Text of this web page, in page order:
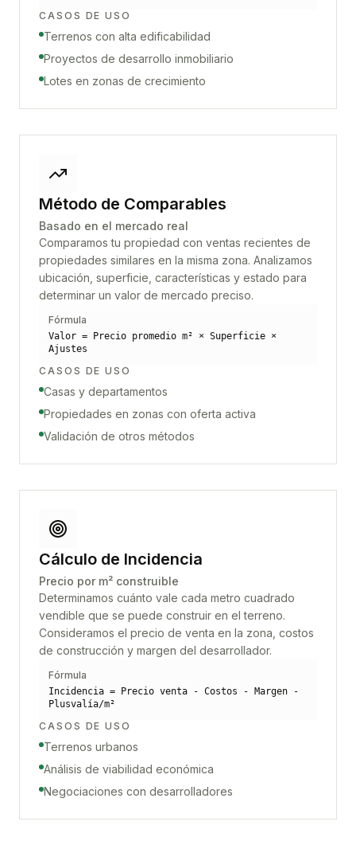
CASOS DE USO
Terrenos con alta edificabilidad
Proyectos de desarrollo inmobiliario
Lotes en zonas de crecimiento
Método de Comparables
Basado en el mercado real
Comparamos tu propiedad con ventas recientes de
propiedades similares en la misma zona. Analizamos
ubicación, superficie, características y estado para
determinar un valor de mercado preciso.
Fórmula
Valor = Precio promedio m² × Superficie ×
Ajustes
CASOS DE USO
Casas y departamentos
Propiedades en zonas con oferta activa
Validación de otros métodos
Cálculo de Incidencia
Precio por m² construible
Determinamos cuánto vale cada metro cuadrado
vendible que se puede construir en el terreno.
Consideramos el precio de venta en la zona, costos
de construcción y margen del desarrollador.
Fórmula
Incidencia = Precio venta - Costos - Margen -
Plusvalía/m²
CASOS DE USO
Terrenos urbanos
Análisis de viabilidad económica
Negociaciones con desarrolladores